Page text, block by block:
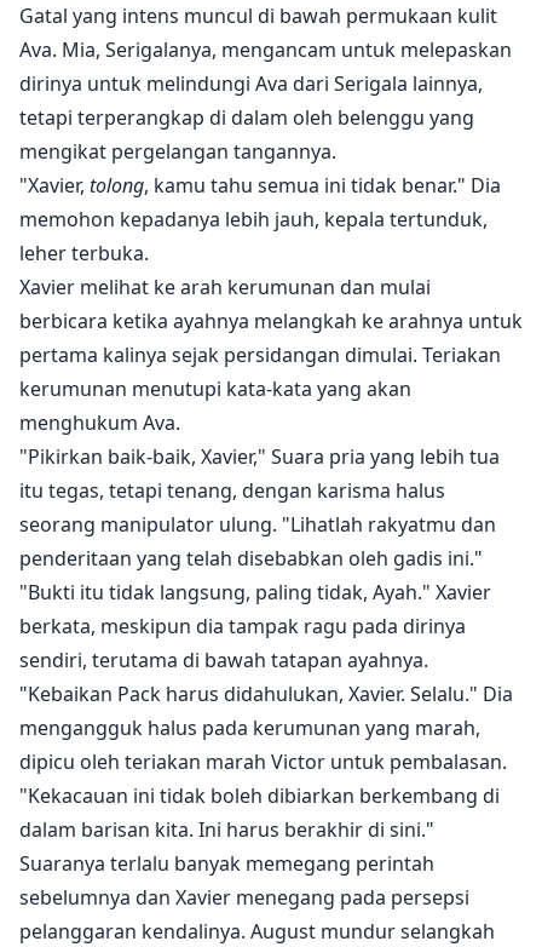
Gatal yang intens muncul di bawah permukaan kulit
Ava. Mia, Serigalanya, mengancam untuk melepaskan
dirinya untuk melindungi Ava dari Serigala lainnya,
tetapi terperangkap di dalam oleh belenggu yang
mengikat pergelangan tangannya.
"Xavier, tolong, kamu tahu semua ini tidak benar." Dia
memohon kepadanya lebih jauh, kepala tertunduk,
leher terbuka.
Xavier melihat ke arah kerumunan dan mulai
berbicara ketika ayahnya melangkah ke arahnya untuk
pertama kalinya sejak persidangan dimulai. Teriakan
kerumunan menutupi kata-kata yang akan
menghukum Ava.
"Pikirkan baik-baik, Xavier," Suara pria yang lebih tua
itu tegas, tetapi tenang, dengan karisma halus
seorang manipulator ulung. "Lihatlah rakyatmu dan
penderitaan yang telah disebabkan oleh gadis ini."
"Bukti itu tidak langsung, paling tidak, Ayah." Xavier
berkata, meskipun dia tampak ragu pada dirinya
sendiri, terutama di bawah tatapan ayahnya.
"Kebaikan Pack harus didahulukan, Xavier. Selalu." Dia
mengangguk halus pada kerumunan yang marah,
dipicu oleh teriakan marah Victor untuk pembalasan.
"Kekacauan ini tidak boleh dibiarkan berkembang di
dalam barisan kita. Ini harus berakhir di sini."
Suaranya terlalu banyak memegang perintah
sebelumnya dan Xavier menegang pada persepsi
pelanggaran kendalinya. August mundur selangkah